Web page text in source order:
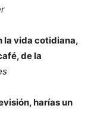
la vida cotidiana,
de la
harías un